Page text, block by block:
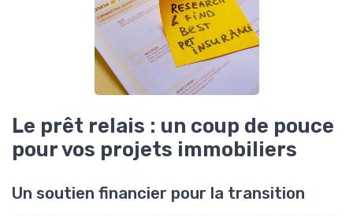
Le prêt relais : un coup de pouce
pour vos projets immobiliers
Un soutien financier pour la transition